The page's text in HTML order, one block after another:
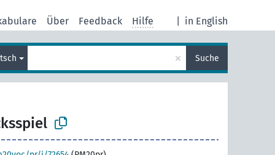
in English
Über Feedback Hilfe
× Suche